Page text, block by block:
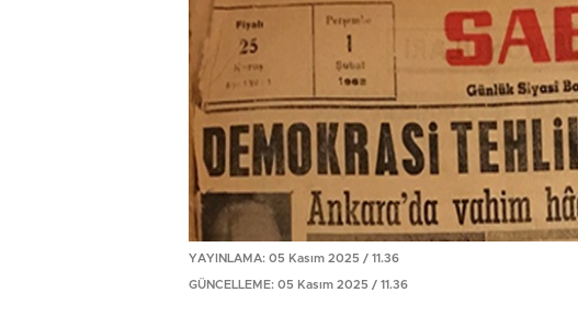
YAYINLAMA: 05 Kasım 2025 / 11.36
GÜNCELLEME: 05 Kasım 2025 / 11.36